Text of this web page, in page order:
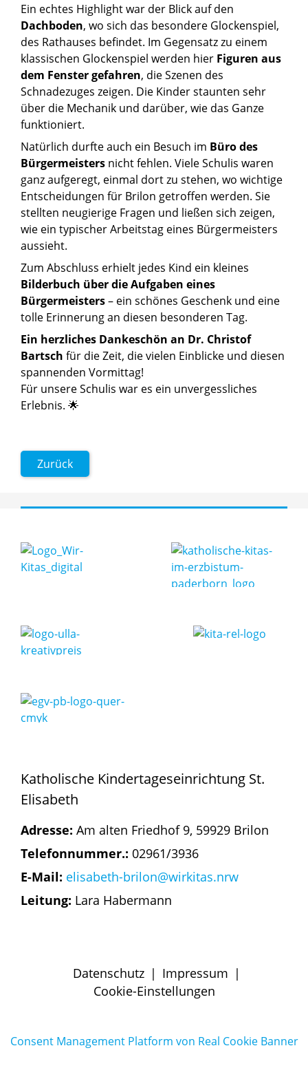
Ein echtes Highlight war der Blick auf den
Dachboden, wo sich das besondere Glockenspiel,
des Rathauses befindet. Im Gegensatz zu einem
klassischen Glockenspiel werden hier Figuren aus
dem Fenster gefahren, die Szenen des
Schnadezuges zeigen. Die Kinder staunten sehr
über die Mechanik und darüber, wie das Ganze
funktioniert.
Natürlich durfte auch ein Besuch im Büro des
Bürgermeisters nicht fehlen. Viele Schulis waren
ganz aufgeregt, einmal dort zu stehen, wo wichtige
Entscheidungen für Brilon getroffen werden. Sie
stellten neugierige Fragen und ließen sich zeigen,
wie ein typischer Arbeitstag eines Bürgermeisters
aussieht.
Zum Abschluss erhielt jedes Kind ein kleines
Bilderbuch über die Aufgaben eines
Bürgermeisters– ein schönes Geschenk und eine
tolle Erinnerung an diesen besonderen Tag.
Ein herzliches Dankeschön an Dr. Christof
Bartsch für die Zeit, die vielen Einblicke und diesen
spannenden Vormittag!
Für unsere Schulis war es ein unvergessliches
Erlebnis. 🌟
Zurück
Katholische Kindertageseinrichtung St.
Elisabeth
Adresse: Am alten Friedhof 9, 59929 Brilon
Telefonnummer.: 02961/3936
E-Mail: elisabeth-brilon@wirkitas.nrw
Leitung: Lara Habermann
Datenschutz | Impressum |
Cookie-Einstellungen
Consent Management Platform von Real Cookie Banner